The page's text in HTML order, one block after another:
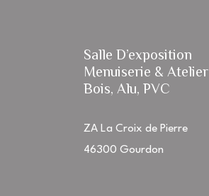
Salle D’exposition
Menuiserie & Atelier
Bois, Alu, PVC
ZA La Croix de Pierre
46300 Gourdon